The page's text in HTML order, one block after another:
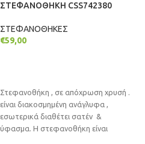
ΣΤΕΦΑΝΟΘΗΚΗ CSS742380
ΣΤΕΦΑΝΟΘΗΚΕΣ
€59,00
Στεφανοθήκη , σε απόχρωση χρυσή .
είναι διακοσμημένη ανάγλυφα ,
εσωτερικά διαθέτει σατέν &
ύφασμα. Η στεφανοθήκη είναι